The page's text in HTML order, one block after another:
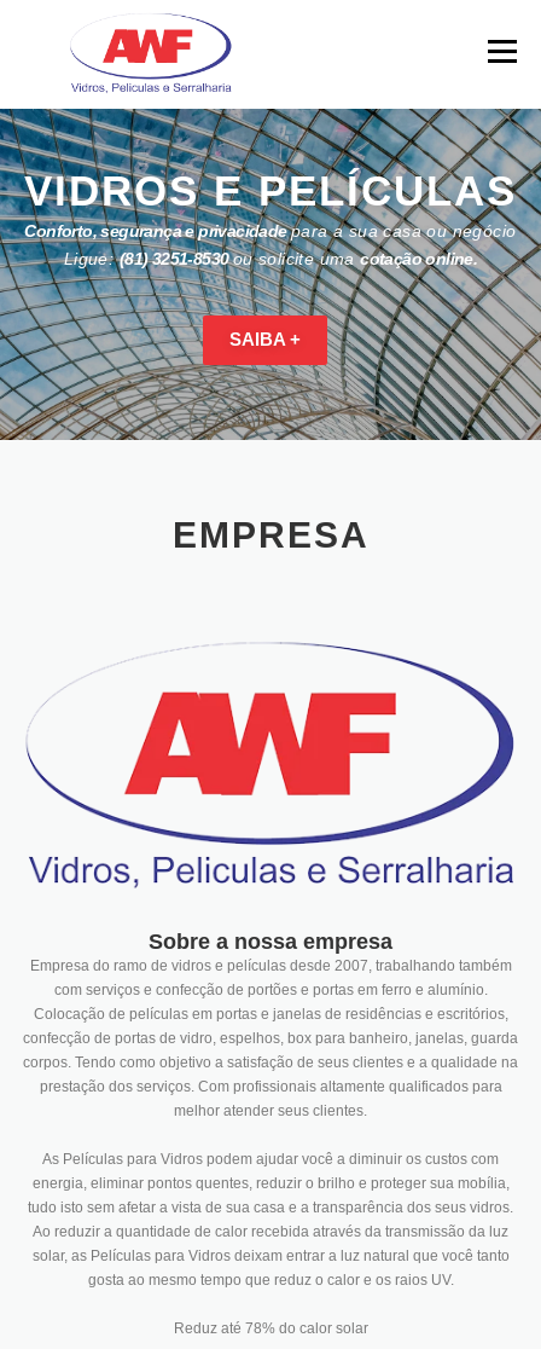
Menu
VIDROS E PELÍCULAS
Conforto, segurança e privacidadepara a sua casa ou negócio
Ligue:(81) 3251-8530ou solicite umacotação online.
SAIBA +
EMPRESA
Sobre a nossa empresa
Empresa do ramo de vidros e películas desde 2007, trabalhando também
com serviços e confecção de portões e portas em ferro e alumínio.
Colocação de películas em portas e janelas de residências e escritórios,
confecção de portas de vidro, espelhos, box para banheiro, janelas, guarda
corpos. Tendo como objetivo a satisfação de seus clientes e a qualidade na
prestação dos serviços. Com profissionais altamente qualificados para
melhor atender seus clientes.
As Películas para Vidros podem ajudar você a diminuir os custos com
energia, eliminar pontos quentes, reduzir o brilho e proteger sua mobília,
tudo isto sem afetar a vista de sua casa e a transparência dos seus vidros.
Ao reduzir a quantidade de calor recebida através da transmissão da luz
solar, as Películas para Vidros deixam entrar a luz natural que você tanto
gosta ao mesmo tempo que reduz o calor e os raios UV.
Reduz até 78% do calor solar